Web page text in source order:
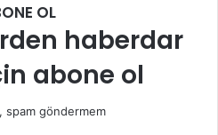
OL
haberdar
abone ol
spam göndermem